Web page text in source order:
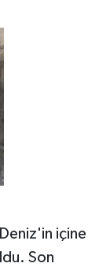
içine
Son